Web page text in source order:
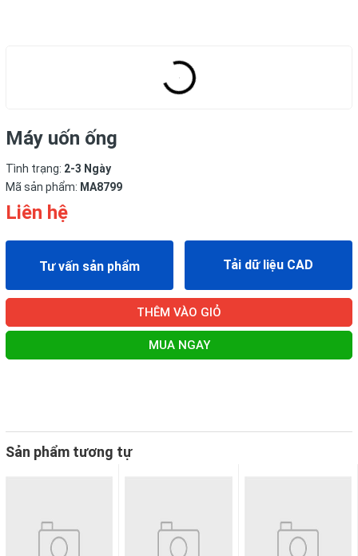
Máy uốn ống
Tình trạng: 2-3 Ngày
Mã sản phẩm: MA8799
Liên hệ
Tư vấn sản phẩm Tải dữ liệu CAD
THÊM VÀO GIỎ
MUA NGAY
Sản phẩm tương tự